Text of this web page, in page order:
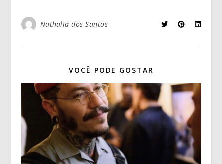
Nathalia dos Santos
VOCÊ PODE GOSTAR